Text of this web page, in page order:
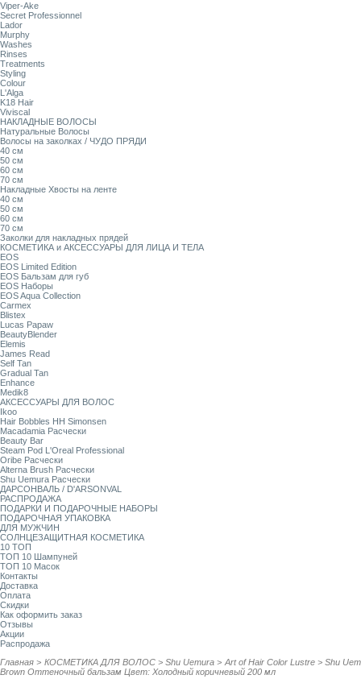
Viper-Ake
Secret Professionnel
Lador
Murphy
Washes
Rinses
Treatments
Styling
Colour
L'Alga
K18 Hair
Viviscal
НАКЛАДНЫЕ ВОЛОСЫ
Натуральные Волосы
Волосы на заколках / ЧУДО ПРЯДИ
40 см
50 см
60 см
70 см
Накладные Хвосты на ленте
40 см
50 см
60 см
70 см
Заколки для накладных прядей
КОСМЕТИКА и АКСЕССУАРЫ ДЛЯ ЛИЦА И ТЕЛА
EOS
EOS Limited Edition
EOS Бальзам для губ
EOS Наборы
EOS Aqua Collection
Carmex
Blistex
Lucas Papaw
BeautyBlender
Elemis
James Read
Self Tan
Gradual Tan
Enhance
Medik8
АКСЕССУАРЫ ДЛЯ ВОЛОС
Ikoo
Hair Bobbles HH Simonsen
Macadamia Расчески
Beauty Bar
Steam Pod L'Oreal Professional
Oribe Расчески
Alterna Brush Расчески
Shu Uemura Расчески
ДАРСОНВАЛЬ / D'ARSONVAL
РАСПРОДАЖА
ПОДАРКИ И ПОДАРОЧНЫЕ НАБОРЫ
ПОДАРОЧНАЯ УПАКОВКА
ДЛЯ МУЖЧИН
СОЛНЦЕЗАЩИТНАЯ КОСМЕТИКА
10 ТОП
ТОП 10 Шампуней
ТОП 10 Масок
Контакты
Доставка
Оплата
Скидки
Как оформить заказ
Отзывы
Акции
Распродажа
Главная > КОСМЕТИКА ДЛЯ ВОЛОС > Shu Uemura > Art of Hair Color Lustre > Shu
Brown Оттеночный бальзам Цвет: Холодный коричневый 200 мл